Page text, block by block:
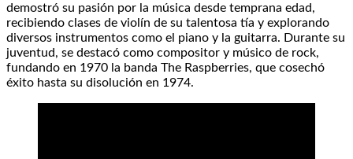
demostró su pasión por la música desde temprana edad,
recibiendo clases de violín de su talentosa tía y explorando
diversos instrumentos como el piano y la guitarra. Durante su
juventud, se destacó como compositor y músico de rock,
fundando en 1970 la banda The Raspberries, que cosechó
éxito hasta su disolución en 1974.